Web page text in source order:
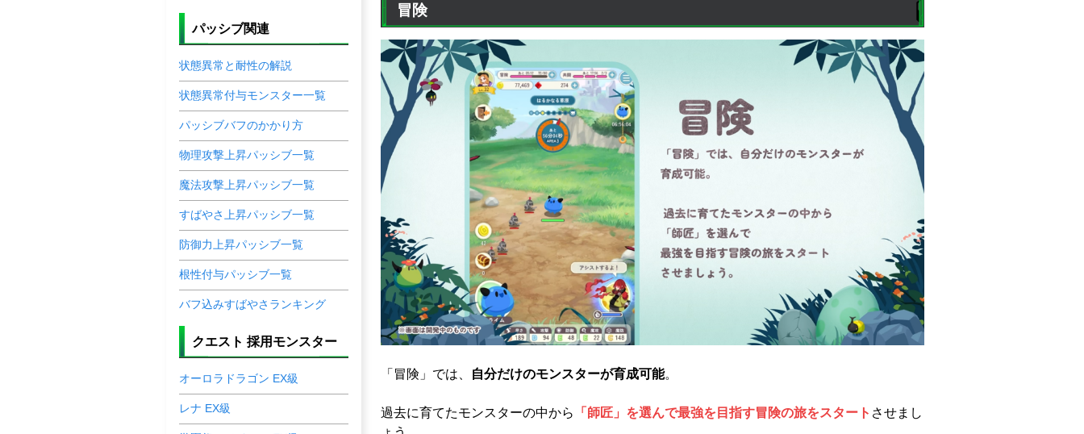
冒険
「冒険」では、 自分だけのモンスターが育成可能。
過去に育てたモンスターの中から 「師匠」を選んで最強を目指す冒険の旅をスタート させまし
パッシブ関連
状態異常と耐性の解説
状態異常付与モンスター一覧
パッシブバフのかかり方
物理攻撃上昇パッシブ一覧
魔法攻撃上昇パッシブ一覧
すばやさ上昇パッシブ一覧
防御力上昇パッシブ一覧
根性付与パッシブ一覧
バフ込みすばやさランキング
クエスト 採用モンスター
オーロラドラゴン EX級
レナ EX級